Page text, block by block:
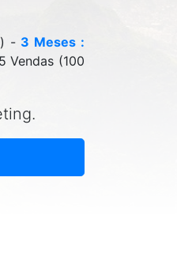
- 3 Meses :
Vendas (100